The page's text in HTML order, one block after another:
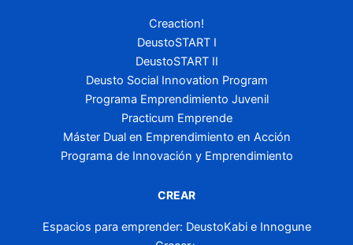
Creaction!
DeustoSTART I
DeustoSTART II
Deusto Social Innovation Program
Programa Emprendimiento Juvenil
Practicum Emprende
Máster Dual en Emprendimiento en Acción
Programa de Innovación y Emprendimiento
CREAR
Espacios para emprender: DeustoKabi e Innogune